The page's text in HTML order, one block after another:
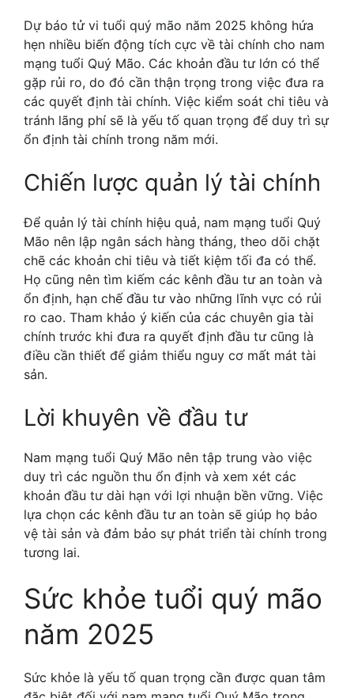
Dự báo tử vi tuổi quý mão năm 2025 không hứa
hẹn nhiều biến động tích cực về tài chính cho nam
mạng tuổi Quý Mão. Các khoản đầu tư lớn có thể
gặp rủi ro, do đó cần thận trọng trong việc đưa ra
các quyết định tài chính. Việc kiểm soát chi tiêu và
tránh lãng phí sẽ là yếu tố quan trọng để duy trì sự
ổn định tài chính trong năm mới.
Chiến lược quản lý tài chính
Để quản lý tài chính hiệu quả, nam mạng tuổi Quý
Mão nên lập ngân sách hàng tháng, theo dõi chặt
chẽ các khoản chi tiêu và tiết kiệm tối đa có thể.
Họ cũng nên tìm kiếm các kênh đầu tư an toàn và
ổn định, hạn chế đầu tư vào những lĩnh vực có rủi
ro cao. Tham khảo ý kiến của các chuyên gia tài
chính trước khi đưa ra quyết định đầu tư cũng là
điều cần thiết để giảm thiểu nguy cơ mất mát tài
sản.
Lời khuyên về đầu tư
Nam mạng tuổi Quý Mão nên tập trung vào việc
duy trì các nguồn thu ổn định và xem xét các
khoản đầu tư dài hạn với lợi nhuận bền vững. Việc
lựa chọn các kênh đầu tư an toàn sẽ giúp họ bảo
vệ tài sản và đảm bảo sự phát triển tài chính trong
tương lai.
Sức khỏe tuổi quý mão
năm 2025
Sức khỏe là yếu tố quan trọng cần được quan tâm